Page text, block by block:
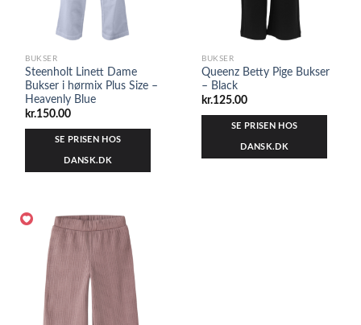
BUKSER
Steenholt Linett Dame
Bukser i hørmix Plus Size –
Heavenly Blue
kr.150.00
SE PRISEN HOS
DANSK.DK
BUKSER
Queenz Betty Pige Bukser
– Black
kr.125.00
SE PRISEN HOS
DANSK.DK